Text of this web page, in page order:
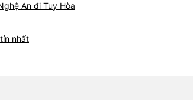
An đi Tuy Hòa
nhất